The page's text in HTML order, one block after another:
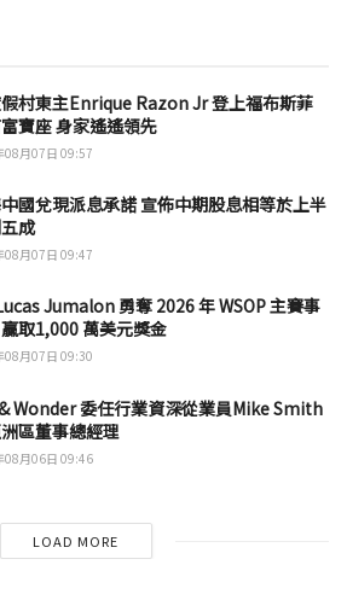
村東主Enrique Razon Jr 登上福布斯菲
寶座 身家遙遙領先
08月07日 09:57
國兌現派息承諾 宣佈中期股息相等於上半
成
08月07日 09:47
Jumalon 勇奪 2026 年 WSOP 主賽事
取1,000 萬美元獎金
08月07日 09:30
Wonder 委任行業資深從業員Mike Smith
區董事總經理
08月06日 09:46
LOAD MORE